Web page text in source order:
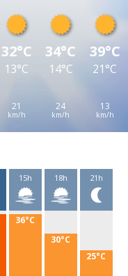
32°C
13°C
21
34°C
14°C
24
39°C
21°C
13
15h
36°C
18h
30°C
21h
25°C